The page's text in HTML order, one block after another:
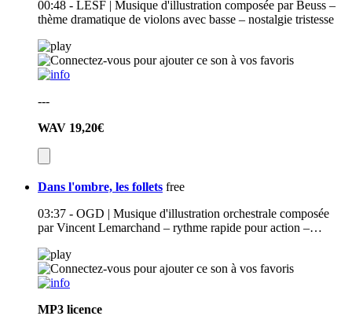
00:48 - LESF | Musique d'illustration composée par Beuss –
thème dramatique de violons avec basse – nostalgie tristesse
---
WAV 19,20€
Dans l'ombre, les follets free
03:37 - OGD | Musique d'illustration orchestrale composée
par Vincent Lemarchand – rythme rapide pour action –…
MP3 licence